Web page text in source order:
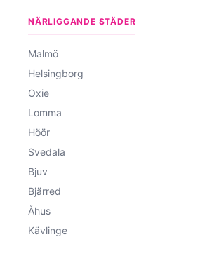
NÄRLIGGANDE STÄDER
Malmö
Helsingborg
Oxie
Lomma
Höör
Svedala
Bjuv
Bjärred
Åhus
Kävlinge